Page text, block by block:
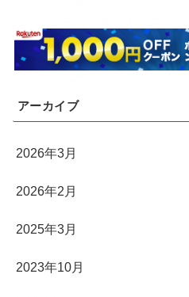
アーカイブ
2026年3月
2026年2月
2025年3月
2023年10月